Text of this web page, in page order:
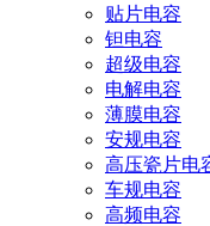
贴片电容
钽电容
超级电容
电解电容
薄膜电容
安规电容
高压瓷片电
车规电容
高频电容